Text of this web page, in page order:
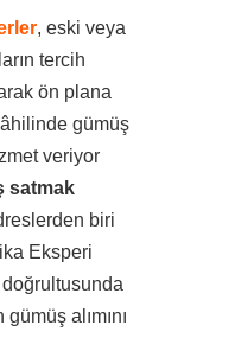
, eski veya
tercih
ön plana
gümüş
veriyor
satmak
biri
Eksperi
doğrultusunda
alımını